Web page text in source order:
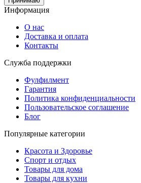
Информация
О нас
Доставка и оплата
Контакты
Служба поддержки
Фулфилмент
Гарантия
Политика конфиденциальности
Пользовательское соглашение
Блог
Популярные категории
Красота и Здоровье
Спорт и отдых
Товары для дома
Товары для кухни